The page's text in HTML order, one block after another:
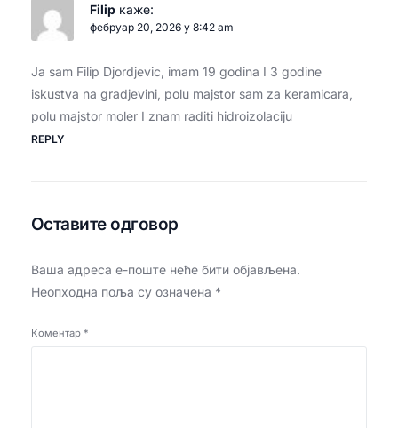
Filip каже:
фебруар 20, 2026 у 8:42 am
Ja sam Filip Djordjevic, imam 19 godina I 3 godine
iskustva na gradjevini, polu majstor sam za keramicara,
polu majstor moler I znam raditi hidroizolaciju
REPLY
Оставите одговор
Ваша адреса е-поште неће бити објављена.
Неопходна поља су означена *
Коментар *